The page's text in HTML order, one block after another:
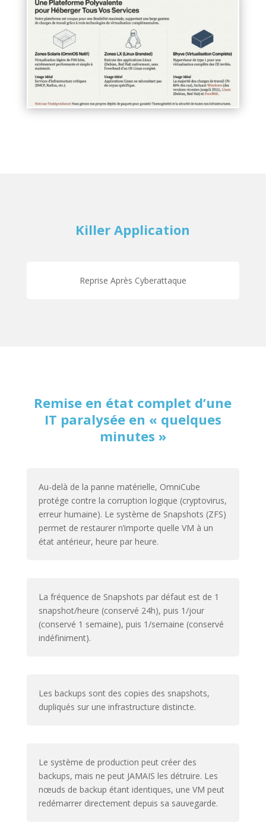
Killer Application
Reprise Après Cyberattaque
Remise en état complet d’une
IT paralysée en « quelques
minutes »
Au-delà de la panne matérielle, OmniCube
protége contre la corruption logique (cryptovirus,
erreur humaine). Le système de Snapshots (ZFS)
permet de restaurer n’importe quelle VM à un
état antérieur, heure par heure.
La fréquence de Snapshots par défaut est de 1
snapshot/heure (conservé 24h), puis 1/jour
(conservé 1 semaine), puis 1/semaine (conservé
indéfiniment).
Les backups sont des copies des snapshots,
dupliqués sur une infrastructure distincte.
Le système de production peut créer des
backups, mais ne peut JAMAIS les détruire. Les
nœuds de backup étant identiques, une VM peut
redémarrer directement depuis sa sauvegarde.